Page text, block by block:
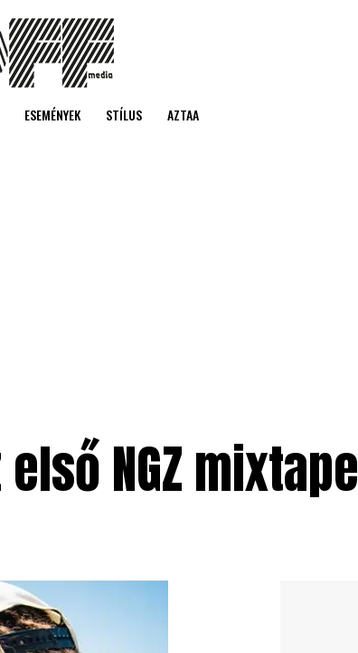
ESEMÉNYEK STÍLUS AZTAA
NGZ mixtape